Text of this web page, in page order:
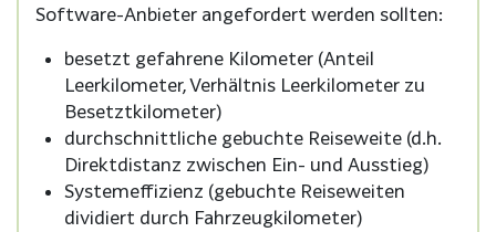
Software-Anbieter angefordert werden sollten:
besetzt gefahrene Kilometer (Anteil
Leerkilometer, Verhältnis Leerkilometer zu
Besetztkilometer)
durchschnittliche gebuchte Reiseweite (d.h.
Direktdistanz zwischen Ein- und Ausstieg)
Systemeffizienz (gebuchte Reiseweiten
dividiert durch Fahrzeugkilometer)